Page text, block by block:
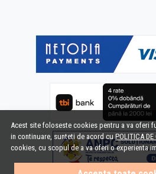
Acest site foloseste cookies pentru a va oferi
in continuare, sunteti de acord cuPOLITICA DE
cookies, cu scopul de a va oferi o experienta